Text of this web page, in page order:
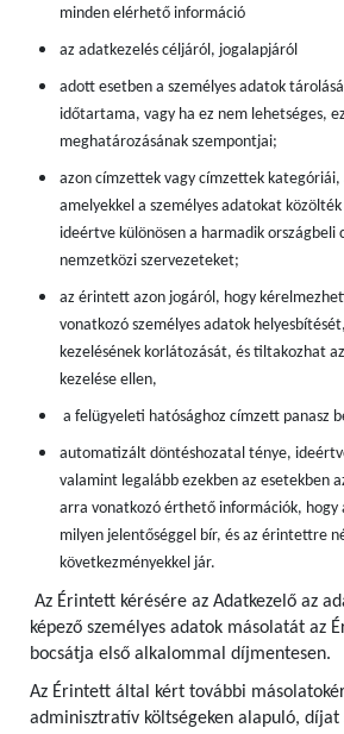
minden elérhető információ
az adatkezelés céljáról, jogalapjáról
adott esetben a személyes adatok
időtartama, vagy ha ez nem lehetséges,
meghatározásának szempontjai;
azon címzettek vagy címzettek
amelyekkel a személyes adatokat
ideértve különösen a harmadik
nemzetközi szervezeteket;
az érintett azon jogáról, hogy
vonatkozó személyes adatok
kezelésének korlátozását, és tiltakozhat
kezelése ellen,
a felügyeleti hatósághoz címzett panasz
automatizált döntéshozatal ténye,
valamint legalább ezekben az esetekben
arra vonatkozó érthető információk, hogy
milyen jelentőséggel bír, és az érintettre
következményekkel jár.
Az Érintett kérésére az Adatkezelő az
képező személyes adatok másolatát az
bocsátja első alkalommal díjmentesen.
Az Érintett által kért további
adminisztratív költségeken alapuló,